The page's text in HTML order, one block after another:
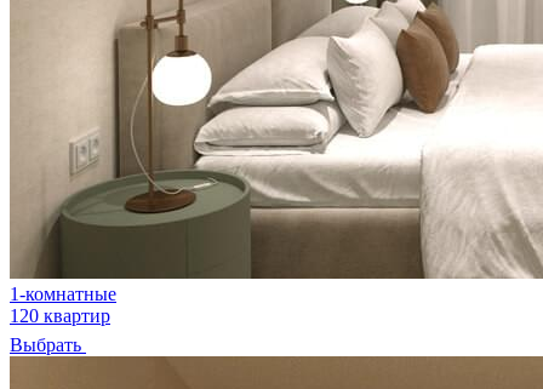
1-комнатные
120 квартир
Выбрать